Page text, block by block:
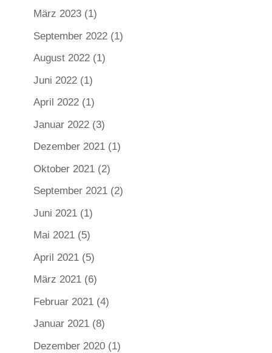
März 2023(1)
September 2022(1)
August 2022(1)
Juni 2022(1)
April 2022(1)
Januar 2022(3)
Dezember 2021(1)
Oktober 2021(2)
September 2021(2)
Juni 2021(1)
Mai 2021(5)
April 2021(5)
März 2021(6)
Februar 2021(4)
Januar 2021(8)
Dezember 2020(1)